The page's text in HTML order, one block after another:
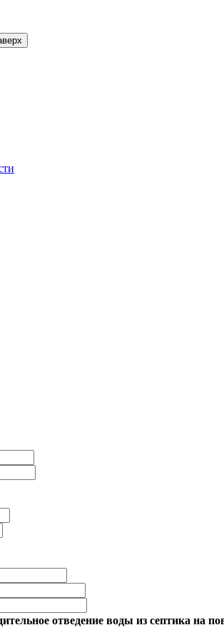
отведение воды из септика на